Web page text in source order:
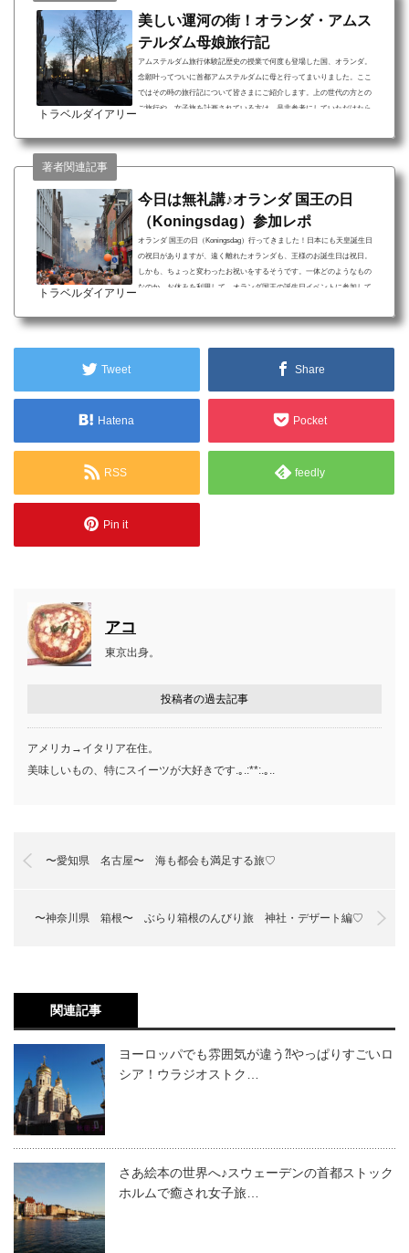
美しい運河の街！オランダ・アムス
テルダム母娘旅行記
アムステルダム旅行体験記歴史の授業で何度も登場した国、オランダ。
念願叶ってついに首都アムステルダムに母と行ってまいりました。ここ
ではその時の旅行記について皆さまにご紹介します。上の世代の方との
ご旅行や、女子旅を計画されている方は、是非参考にしていただけたら
河の風景と、そこに暮らす洗練された人たち ほとんどの場所で英語が通
トラベルダイアリー
今日は無礼講♪オランダ 国王の日
（Koningsdag）参加レポ
オランダ 国王の日（Koningsdag）行ってきました！日本にも天皇誕生日
の祝日がありますが、遠く離れたオランダも、王様のお誕生日は祝日。
しかも、ちょっと変わったお祝いをするそうです。一体どのようなもの
なのか、お休みを利用して、オランダ国王の誕生日イベントに参加して
ョナルカラーのオレンジ色でお祝いする日 今宵は無礼講！朝も昼も夜も
オランダ国王の誕生日である「国王の日」は、...
トラベルダイアリー
著者関連記事
Tweet Share
Hatena Pocket
RSS feedly
Pin it
アコ
東京出身。
投稿者の過去記事
アメリカ→イタリア在住。
美味しいもの、特にスイーツが大好きです.｡.:**:.｡..
〜愛知県 名古屋〜 海も都会も満足する旅♡
〜神奈川県 箱根〜 ぶらり箱根のんびり旅 神社・デザート編♡
関連記事
ヨーロッパでも雰囲気が違う⁈やっぱりすごいロ
シア！ウラジオストク…
さあ絵本の世界へ♪スウェーデンの首都ストック
ホルムで癒され女子旅…